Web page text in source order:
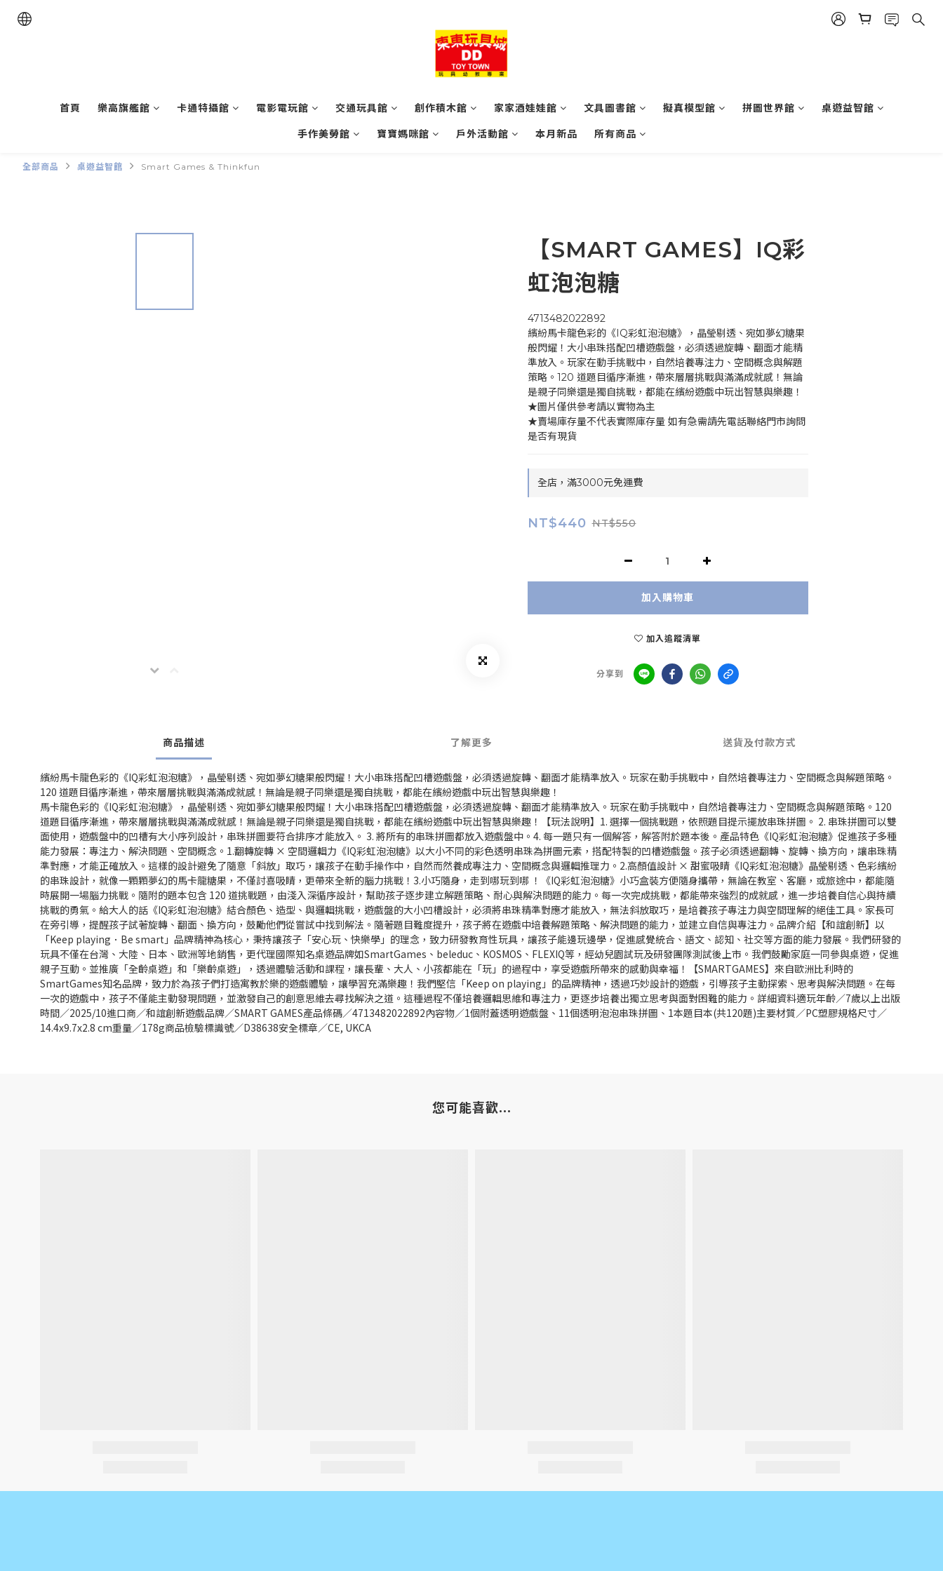
首頁 樂高旗艦館 卡通特攝館 電影電玩館 交通玩具館 創作積木館 家家酒娃娃館 文具圖書館 擬真模型館 拼圖世界館 桌遊益智館
手作美勞館 寶寶媽咪館 戶外活動館 本月新品 所有商品
全部商品 桌遊益智館 Smart Games & Thinkfun
【SMART GAMES】IQ彩
虹泡泡糖
4713482022892
繽紛馬卡龍色彩的《IQ彩虹泡泡糖》，晶瑩剔透、宛如夢幻糖果
般閃耀！大小串珠搭配凹槽遊戲盤，必須透過旋轉、翻面才能精
準放入。玩家在動手挑戰中，自然培養專注力、空間概念與解題
策略。120 道題目循序漸進，帶來層層挑戰與滿滿成就感！無論
是親子同樂還是獨自挑戰，都能在繽紛遊戲中玩出智慧與樂趣！
★圖片僅供參考請以實物為主
★賣場庫存量不代表實際庫存量 如有急需請先電話聯絡門市詢問
是否有現貨
全店，滿3000元免運費
NT$440 NT$550
加入購物車
加入追蹤清單
分享到
商品描述 了解更多 送貨及付款方式
繽紛馬卡龍色彩的《IQ彩虹泡泡糖》，晶瑩剔透、宛如夢幻糖果般閃耀！大小串珠搭配凹槽遊戲盤，必須透過旋轉、翻面才能精準放入。玩家在動手挑戰中，自然培養專注力、空間概念與解題策略。
120 道題目循序漸進，帶來層層挑戰與滿滿成就感！無論是親子同樂還是獨自挑戰，都能在繽紛遊戲中玩出智慧與樂趣！
馬卡龍色彩的《IQ彩虹泡泡糖》，晶瑩剔透、宛如夢幻糖果般閃耀！大小串珠搭配凹槽遊戲盤，必須透過旋轉、翻面才能精準放入。玩家在動手挑戰中，自然培養專注力、空間概念與解題策略。120
道題目循序漸進，帶來層層挑戰與滿滿成就感！無論是親子同樂還是獨自挑戰，都能在繽紛遊戲中玩出智慧與樂趣！【玩法說明】1. 選擇一個挑戰題，依照題目提示擺放串珠拼圖。 2. 串珠拼圖可以雙
面使用，遊戲盤中的凹槽有大小序列設計，串珠拼圖要符合排序才能放入。 3. 將所有的串珠拼圖都放入遊戲盤中。4. 每一題只有一個解答，解答附於題本後。產品特色《IQ彩虹泡泡糖》促進孩子多種
能力發展：專注力、解決問題、空間概念。1.翻轉旋轉 × 空間邏輯力《IQ彩虹泡泡糖》以大小不同的彩色透明串珠為拼圖元素，搭配特製的凹槽遊戲盤。孩子必須透過翻轉、旋轉、換方向，讓串珠精
準對應，才能正確放入。這樣的設計避免了隨意「斜放」取巧，讓孩子在動手操作中，自然而然養成專注力、空間概念與邏輯推理力。2.高顏值設計 × 甜蜜吸睛《IQ彩虹泡泡糖》晶瑩剔透、色彩繽紛
的串珠設計，就像一顆顆夢幻的馬卡龍糖果，不僅討喜吸睛，更帶來全新的腦力挑戰！3.小巧隨身，走到哪玩到哪 ！《IQ彩虹泡泡糖》小巧盒裝方便隨身攜帶，無論在教室、客廳，或旅途中，都能隨
時展開一場腦力挑戰。隨附的題本包含 120 道挑戰題，由淺入深循序設計，幫助孩子逐步建立解題策略、耐心與解決問題的能力。每一次完成挑戰，都能帶來強烈的成就感，進一步培養自信心與持續
挑戰的勇氣。給大人的話《IQ彩虹泡泡糖》結合顏色、造型、與邏輯挑戰，遊戲盤的大小凹槽設計，必須將串珠精準對應才能放入，無法斜放取巧，是培養孩子專注力與空間理解的絕佳工具。家長可
在旁引導，提醒孩子試著旋轉、翻面、換方向，鼓勵他們從嘗試中找到解法。隨著題目難度提升，孩子將在遊戲中培養解題策略、解決問題的能力，並建立自信與專注力。品牌介紹【和誼創新】以
「Keep playing．Be smart」品牌精神為核心，秉持讓孩子「安心玩、快樂學」的理念，致力研發教育性玩具，讓孩子能邊玩邊學，促進感覺統合、語文、認知、社交等方面的能力發展。我們研發的
玩具不僅在台灣、大陸、日本、歐洲等地銷售，更代理國際知名桌遊品牌如SmartGames、beleduc、KOSMOS、FLEXIQ等，經幼兒園試玩及研發團隊測試後上市。我們鼓勵家庭一同參與桌遊，促進
親子互動。並推廣「全齡桌遊」和「樂齡桌遊」，透過體驗活動和課程，讓長輩、大人、小孩都能在「玩」的過程中，享受遊戲所帶來的感動與幸福！【SMARTGAMES】來自歐洲比利時的
SmartGames知名品牌，致力於為孩子們打造寓教於樂的遊戲體驗，讓學習充滿樂趣！我們堅信「Keep on playing」的品牌精神，透過巧妙設計的遊戲，引導孩子主動探索、思考與解決問題。在每
一次的遊戲中，孩子不僅能主動發現問題，並激發自己的創意思維去尋找解決之道。這種過程不僅培養邏輯思維和專注力，更逐步培養出獨立思考與面對困難的能力。詳細資料適玩年齡／7歲以上出版
時間／2025/10進口商／和誼創新遊戲品牌／SMART GAMES產品條碼／4713482022892內容物／1個附蓋透明遊戲盤、11個透明泡泡串珠拼圖、1本題目本(共120題)主要材質／PC塑膠規格尺寸／
14.4x9.7x2.8 cm重量／178g商品檢驗標識號／D38638安全標章／CE, UKCA
您可能喜歡...